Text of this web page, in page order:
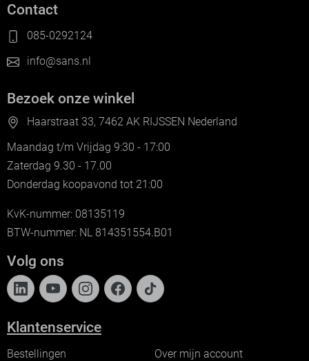
Contact
085-0292124
info@sans.nl
Bezoek onze winkel
Haarstraat 33, 7462 AK RIJSSEN Nederland
Maandag t/m Vrijdag 9:30 - 17:00
Zaterdag 9.30 - 17.00
Donderdag koopavond tot 21:00
KvK-nummer: 08135119
BTW-nummer: NL 814351554.B01
Volg ons
Klantenservice
Bestellingen
Over mijn account